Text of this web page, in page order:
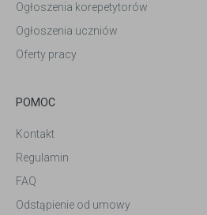
Ogłoszenia korepetytorów
Ogłoszenia uczniów
Oferty pracy
POMOC
Kontakt
Regulamin
FAQ
Odstąpienie od umowy